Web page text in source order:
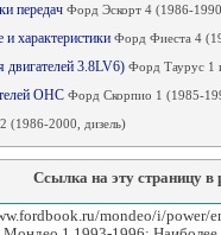
передач Форд Эскорт 4 (1986-
характеристики Форд Фиеста 4
двигателей 3.8LV6) Форд Таурус 1
OHC Форд Скорпио 1 (1985-
(1986-2000, дизель)
Ссылка на эту страницу